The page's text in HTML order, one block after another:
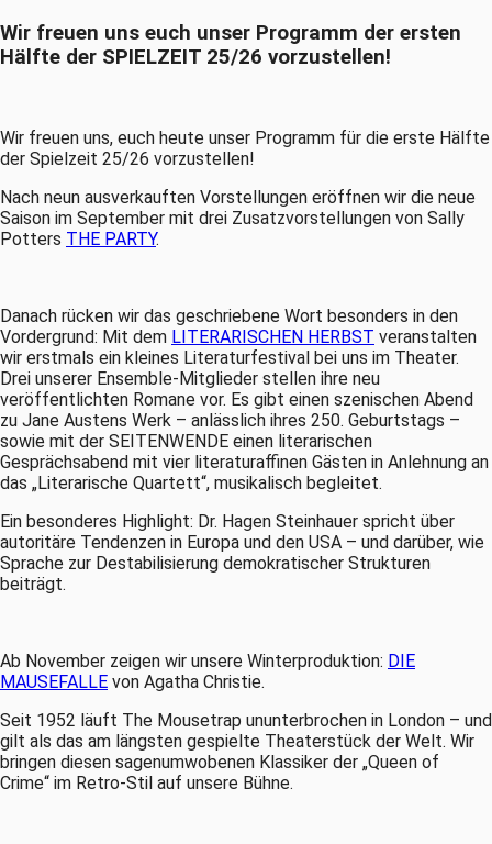
Wir freuen uns euch unser Programm der ersten
Hälfte der SPIELZEIT 25/26 vorzustellen!
Wir freuen uns, euch heute unser Programm für die erste Hälfte
der Spielzeit 25/26 vorzustellen!
Nach neun ausverkauften Vorstellungen eröffnen wir die neue
Saison im September mit drei Zusatzvorstellungen von Sally
Potters THE PARTY.
Danach rücken wir das geschriebene Wort besonders in den
Vordergrund: Mit dem LITERARISCHEN HERBST veranstalten
wir erstmals ein kleines Literaturfestival bei uns im Theater.
Drei unserer Ensemble-Mitglieder stellen ihre neu
veröffentlichten Romane vor. Es gibt einen szenischen Abend
zu Jane Austens Werk – anlässlich ihres 250. Geburtstags –
sowie mit der SEITENWENDE einen literarischen
Gesprächsabend mit vier literaturaffinen Gästen in Anlehnung an
das „Literarische Quartett“, musikalisch begleitet.
Ein besonderes Highlight: Dr. Hagen Steinhauer spricht über
autoritäre Tendenzen in Europa und den USA – und darüber, wie
Sprache zur Destabilisierung demokratischer Strukturen
beiträgt.
Ab November zeigen wir unsere Winterproduktion: DIE
MAUSEFALLE von Agatha Christie.
Seit 1952 läuft The Mousetrap ununterbrochen in London – und
gilt als das am längsten gespielte Theaterstück der Welt. Wir
bringen diesen sagenumwobenen Klassiker der „Queen of
Crime“ im Retro-Stil auf unsere Bühne.